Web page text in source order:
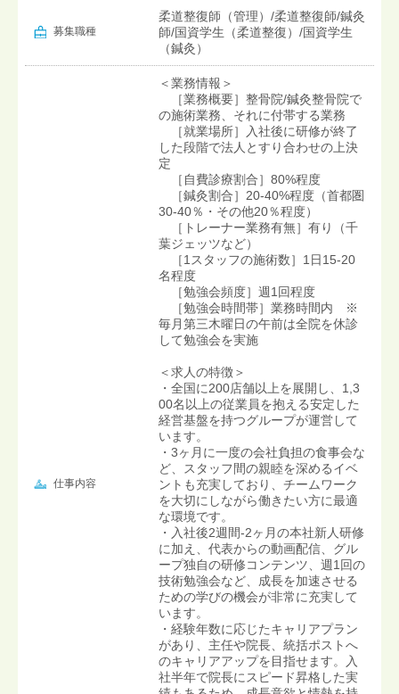
募集職種
柔道整復師（管理）/柔道整復師/鍼灸
師/国資学生（柔道整復）/国資学生
（鍼灸）
仕事内容
＜業務情報＞
［業務概要］整骨院/鍼灸整骨院で
の施術業務、それに付帯する業務
［就業場所］入社後に研修が終了
した段階で法人とすり合わせの上決
定
［自費診療割合］80%程度
［鍼灸割合］20-40%程度（首都圏
30-40％・その他20％程度）
［トレーナー業務有無］有り（千
葉ジェッツなど）
［1スタッフの施術数］1日15-20
名程度
［勉強会頻度］週1回程度
［勉強会時間帯］業務時間内 ※
毎月第三木曜日の午前は全院を休診
して勉強会を実施
＜求人の特徴＞
・全国に200店舗以上を展開し、1,3
00名以上の従業員を抱える安定した
経営基盤を持つグループが運営して
います。
・3ヶ月に一度の会社負担の食事会な
ど、スタッフ間の親睦を深めるイベ
ントも充実しており、チームワーク
を大切にしながら働きたい方に最適
な環境です。
・入社後2週間-2ヶ月の本社新人研修
に加え、代表からの動画配信、グル
ープ独自の研修コンテンツ、週1回の
技術勉強会など、成長を加速させる
ための学びの機会が非常に充実して
います。
・経験年数に応じたキャリアプラン
があり、主任や院長、統括ポストへ
のキャリアアップを目指せます。入
社半年で院長にスピード昇格した実